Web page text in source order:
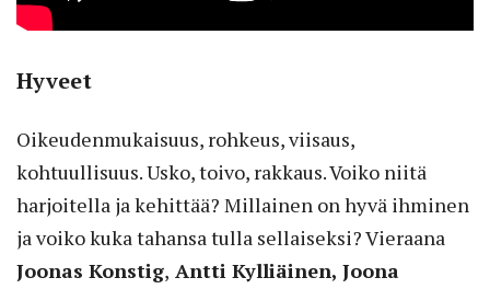
Hyveet
Oikeudenmukaisuus, rohkeus, viisaus,
kohtuullisuus. Usko, toivo, rakkaus. Voiko niitä
harjoitella ja kehittää? Millainen on hyvä ihminen
ja voiko kuka tahansa tulla sellaiseksi? Vieraana
Joonas Konstig, Antti Kylliäinen, Joona